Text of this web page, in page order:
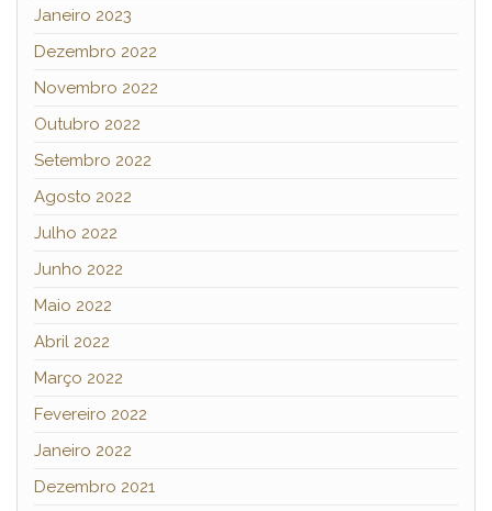
Janeiro 2023
Dezembro 2022
Novembro 2022
Outubro 2022
Setembro 2022
Agosto 2022
Julho 2022
Junho 2022
Maio 2022
Abril 2022
Março 2022
Fevereiro 2022
Janeiro 2022
Dezembro 2021